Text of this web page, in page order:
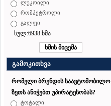
ლუკოილი
რომპეტროლი
გალფი
სულ:6938 ხმა
გამოკითხვა
რომელი ბრენდის საავტომობილო
ზეთს ანიჭებთ უპირატესობას?
ტოტალი